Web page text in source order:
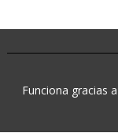
Funciona gracias